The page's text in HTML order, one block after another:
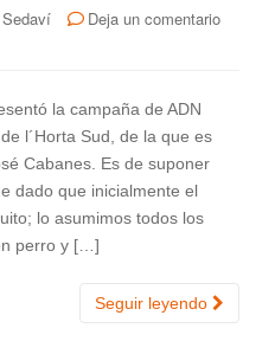
Deja un comentario
la campaña de ADN
l´Horta Sud, de la que es
Cabanes. Es de suponer
dado que inicialmente el
lo asumimos todos los
perro y […]
Seguir leyendo